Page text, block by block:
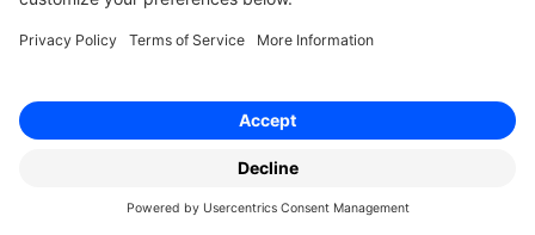
part att uppfylla den primära partens
är en sekundär förpliktelse; den uppstår först
för att definiera omfattning, varaktighet och